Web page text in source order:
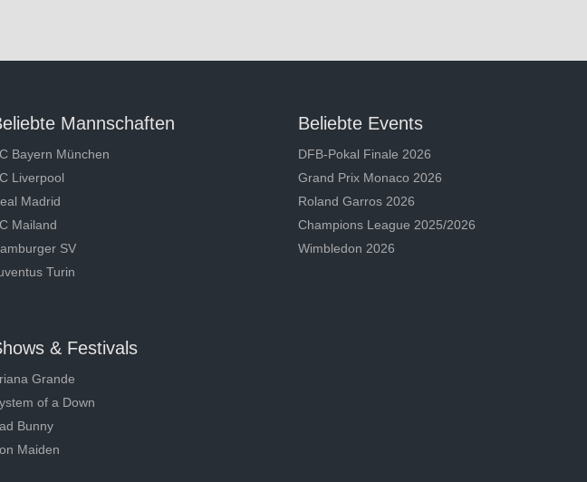
Mannschaften
Bayern München
Liverpool
Madrid
Mailand
SV
Turin
Beliebte Events
DFB-Pokal Finale 2026
Grand Prix Monaco 2026
Roland Garros 2026
Champions League 2025/2026
Wimbledon 2026
& Festivals
Grande
of a Down
Bunny
Maiden